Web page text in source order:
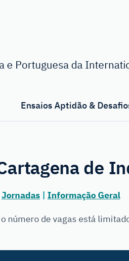
e Portuguesa da
Ensaios Aptidão &
de
Jornadas | Informação Geral
número de vagas está